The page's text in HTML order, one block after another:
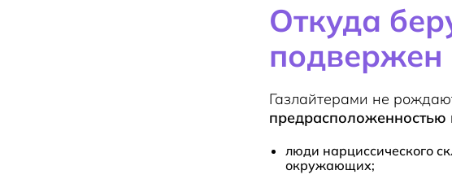
Откуда
подвержен
Газлайтерами не
люди нарциссического
окружающих;